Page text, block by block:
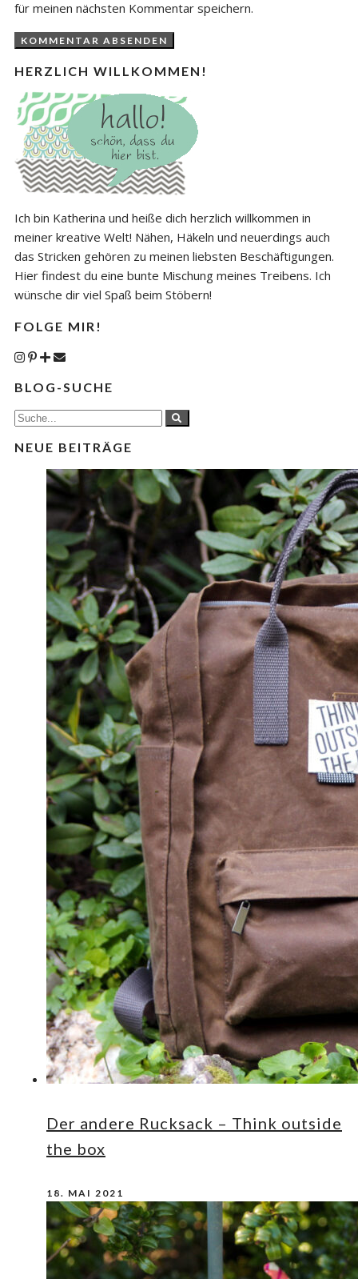
für meinen nächsten Kommentar speichern.
HERZLICH WILLKOMMEN!
Ich bin Katherina und heiße dich herzlich willkommen in
meiner kreative Welt! Nähen, Häkeln und neuerdings auch
das Stricken gehören zu meinen liebsten Beschäftigungen.
Hier findest du eine bunte Mischung meines Treibens. Ich
wünsche dir viel Spaß beim Stöbern!
FOLGE MIR!
BLOG-SUCHE
NEUE BEITRÄGE
Der andere Rucksack – Think outside
the box
18. MAI 2021